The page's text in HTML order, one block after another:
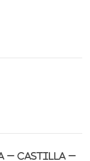
– Castilla –